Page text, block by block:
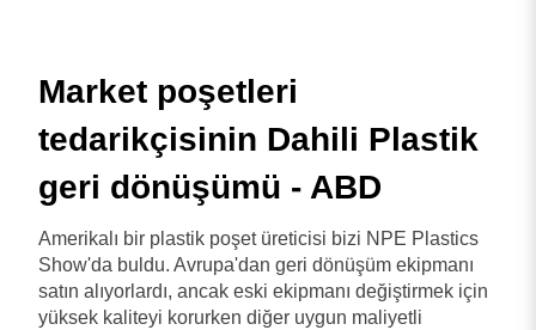
Market poşetleri
tedarikçisinin Dahili Plastik
geri dönüşümü - ABD
Amerikalı bir plastik poşet üreticisi bizi NPE Plastics
Show'da buldu. Avrupa'dan geri dönüşüm ekipmanı
satın alıyorlardı, ancak eski ekipmanı değiştirmek için
yüksek kaliteyi korurken diğer uygun maliyetli